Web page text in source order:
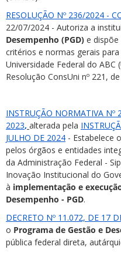
RESOLUÇÃO Nº 236/2024 -
22/07/2024 - Autoriza a
Desempenho (PGD) e dispõe
critérios e normas gerais
Universidade Federal do ABC
Resolução ConsUni nº 221,
INSTRUÇÃO NORMATIVA Nº
2023, alterada pela
JULHO DE 2024 - Estabelece
pelos órgãos e entidades
da Administração Federal -
Inovação Institucional do
à implementação e
Desempenho - PGD.
DECRETO Nº 11.072, DE 17
o Programa de Gestão e
pública federal direta,